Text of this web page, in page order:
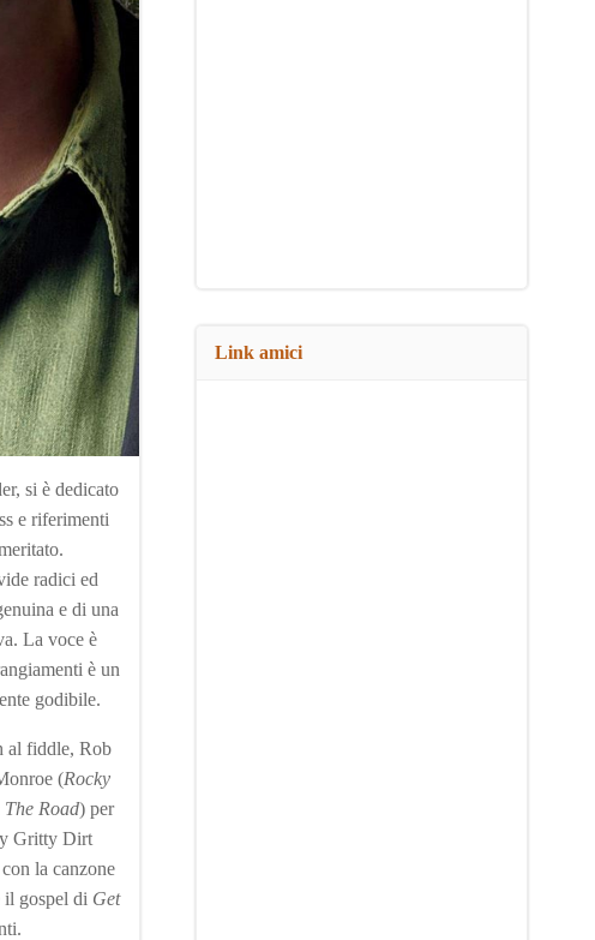
si è dedicato
e riferimenti
radici ed
e di una
La voce è
è un
godibile.
al fiddle, Rob
(Rocky
Road) per
Gritty Dirt
la canzone
gospel di Get
Link amici